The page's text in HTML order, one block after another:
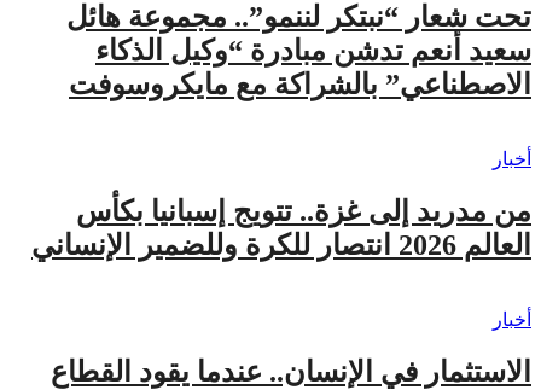
تحت شعار “نبتكر لننمو”.. مجموعة هائل
سعيد أنعم تدشن مبادرة “وكيل الذكاء
الاصطناعي” بالشراكة مع مايكروسوفت
أخبار
من مدريد إلى غزة.. تتويج إسبانيا بكأس
العالم 2026 انتصار للكرة وللضمير الإنساني
أخبار
الاستثمار في الإنسان.. عندما يقود القطاع